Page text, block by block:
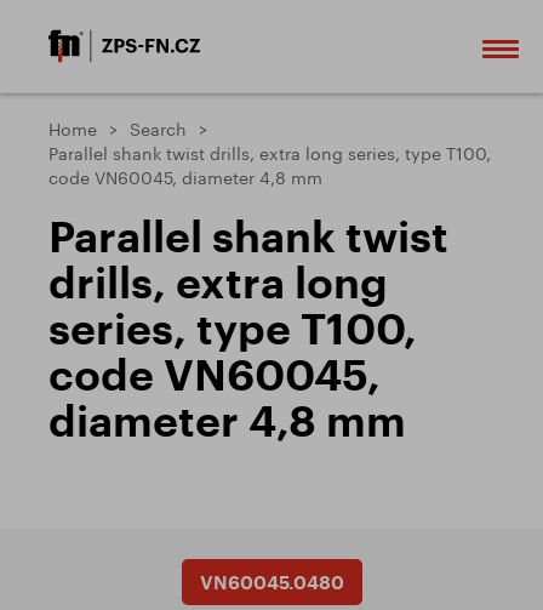
Home
Search
Parallel shank twist drills, extra long series, type T100,
code VN60045, diameter 4,8 mm
Parallel shank twist
drills, extra long
series, type T100,
code VN60045,
diameter 4,8 mm
VN60045.0480